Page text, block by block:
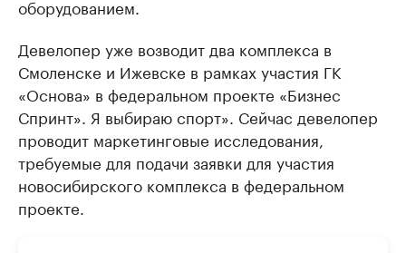
оборудованием.
Девелопер уже возводит два комплекса в
Смоленске и Ижевске в рамках участия ГК
«Основа» в федеральном проекте «Бизнес
Спринт». Я выбираю спорт». Сейчас девелопер
проводит маркетинговые исследования,
требуемые для подачи заявки для участия
новосибирского комплекса в федеральном
проекте.